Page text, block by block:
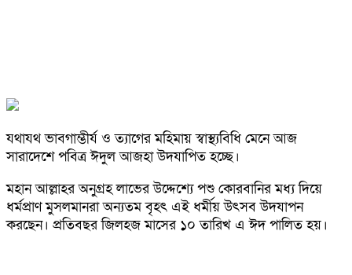
যথাযথ ভাবগাম্ভীর্য ও ত্যাগের মহিমায় স্বাস্থ্যবিধি মেনে আজ
সারাদেশে পবিত্র ঈদুল আজহা উদযাপিত হচ্ছে।
মহান আল্লাহর অনুগ্রহ লাভের উদ্দেশ্যে পশু কোরবানির মধ্য দিয়ে
ধর্মপ্রাণ মুসলমানরা অন্যতম বৃহৎ এই ধর্মীয় উৎসব উদযাপন
করছেন। প্রতিবছর জিলহজ মাসের ১০ তারিখ এ ঈদ পালিত হয়।